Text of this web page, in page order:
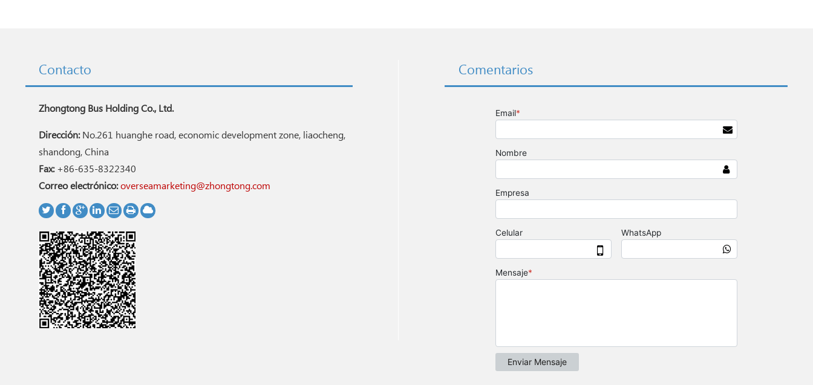
Comentarios
Contacto
Zhongtong Bus Holding Co., Ltd.
Dirección:No.261 huanghe road, economic development zone, liaocheng,
shandong, China
Fax:+86-635-8322340
Correo electrónico: overseamarketing@zhongtong.com